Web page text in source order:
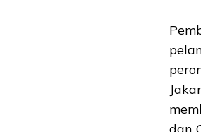
dan